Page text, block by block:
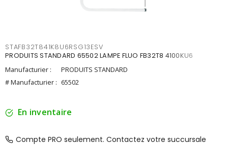
STAFB32T841K8U6RSG13ESV
PRODUITS STANDARD 65502 LAMPE FLUO FB32T8 4100KU6
Manufacturier :
PRODUITS STANDARD
# Manufacturier : 65502
En inventaire
Compte PRO seulement. Contactez votre succursale